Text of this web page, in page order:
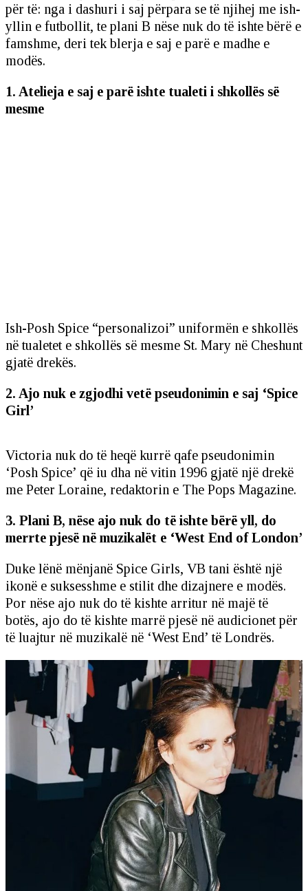
për të: nga i dashuri i saj përpara se të njihej me ish-
yllin e futbollit, te plani B nëse nuk do të ishte bërë e
famshme, deri tek blerja e saj e parë e madhe e
modës.
1. Atelieja e saj e parë ishte tualeti i shkollës së
mesme
Ish-Posh Spice “personalizoi” uniformën e shkollës
në tualetet e shkollës së mesme St. Mary në Cheshunt
gjatë drekës.
2. Ajo nuk e zgjodhi vetë pseudonimin e saj ‘Spice
Girl’
Victoria nuk do të heqë kurrë qafe pseudonimin
‘Posh Spice’ që iu dha në vitin 1996 gjatë një drekë
me Peter Loraine, redaktorin e The Pops Magazine.
3. Plani B, nëse ajo nuk do të ishte bërë yll, do
merrte pjesë në muzikalët e ‘West End of London’
Duke lënë mënjanë Spice Girls, VB tani është një
ikonë e suksesshme e stilit dhe dizajnere e modës.
Por nëse ajo nuk do të kishte arritur në majë të
botës, ajo do të kishte marrë pjesë në audicionet për
të luajtur në muzikalë në ‘West End’ të Londrës.